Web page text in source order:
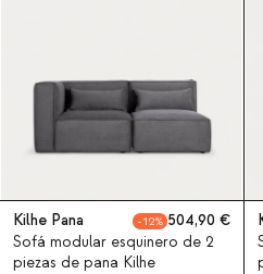
Kilhe Pana 12
504,90
Sofá modular esquinero de 2
piezas de pana Kilhe